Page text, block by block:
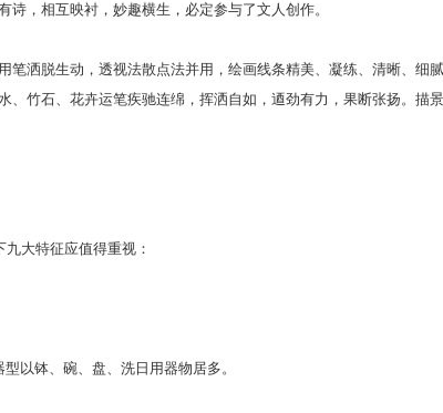
，相互映衬，妙趣横生，必定参与了文人创作。
洒脱生动，透视法散点法并用，绘画线条精美、凝练、清晰、细
竹石、花卉运笔疾驰连绵，挥洒自如，逎劲有力，果断张扬。描
大特征应值得重视：
以钵、碗、盘、洗日用器物居多。